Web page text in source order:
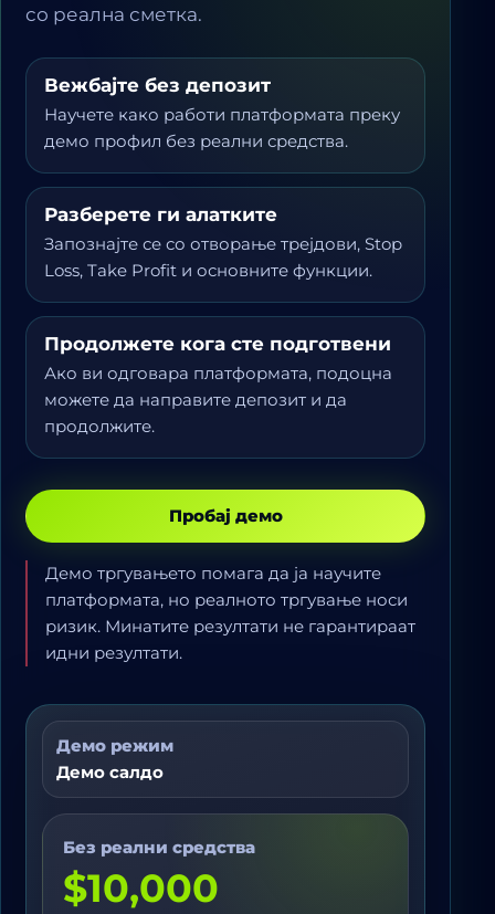
со реална сметка.
Вежбајте без депозит
Научете како работи платформата преку
демо профил без реални средства.
Разберете ги алатките
Запознајте се со отворање трејдови, Stop
Loss, Take Profit и основните функции.
Продолжете кога сте подготвени
Ако ви одговара платформата, подоцна
можете да направите депозит и да
продолжите.
Пробај демо
Демо тргувањето помага да ја научите
платформата, но реалното тргување носи
ризик. Минатите резултати не гарантираат
идни резултати.
Демо режим
Демо салдо
Без реални средства
$10,000